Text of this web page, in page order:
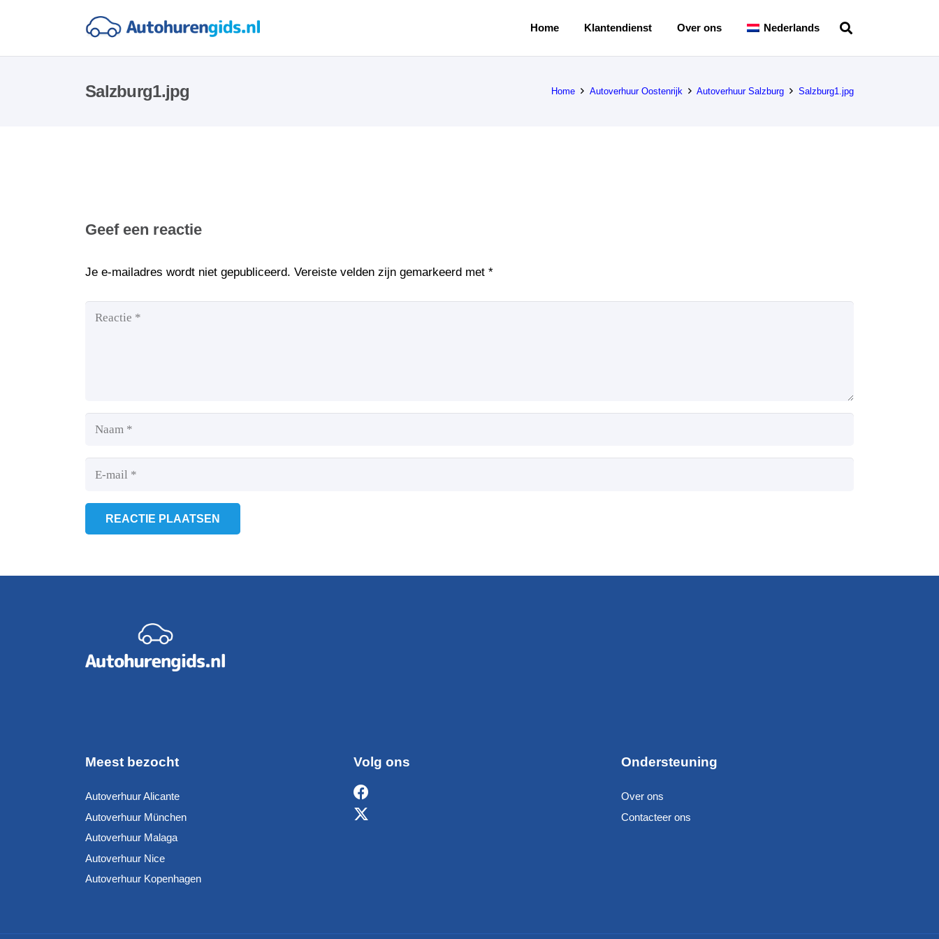
Home Klantendienst Over ons Nederlands
Salzburg1.jpg Home Autoverhuur Oostenrijk Autoverhuur Salzburg Salzburg1.jpg
Geef een reactie
Je e-mailadres wordt niet gepubliceerd. Vereiste velden zijn gemarkeerd met *
REACTIE PLAATSEN
Meest bezocht
Autoverhuur Alicante
Autoverhuur München
Autoverhuur Malaga
Autoverhuur Nice
Autoverhuur Kopenhagen
Volg ons Ondersteuning
Over ons
Contacteer ons